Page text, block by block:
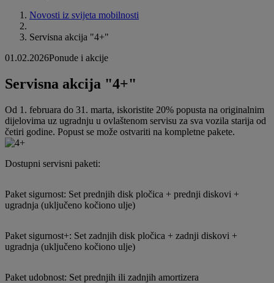
Novosti iz svijeta mobilnosti
Servisna akcija "4+"
01.02.2026Ponude i akcije
Servisna akcija "4+"
Od 1. februara do 31. marta, iskoristite 20% popusta na originalnim
dijelovima uz ugradnju u ovlaštenom servisu za sva vozila starija od
četiri godine. Popust se može ostvariti na kompletne pakete.
Dostupni servisni paketi:
Paket sigurnost: Set prednjih disk pločica + prednji diskovi +
ugradnja (uključeno kočiono ulje)
Paket sigurnost+: Set zadnjih disk pločica + zadnji diskovi +
ugradnja (uključeno kočiono ulje)
Paket udobnost: Set prednjih ili zadnjih amortizera